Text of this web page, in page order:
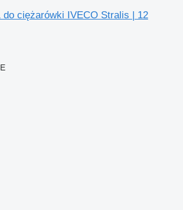
do ciężarówki IVECO Stralis | 12